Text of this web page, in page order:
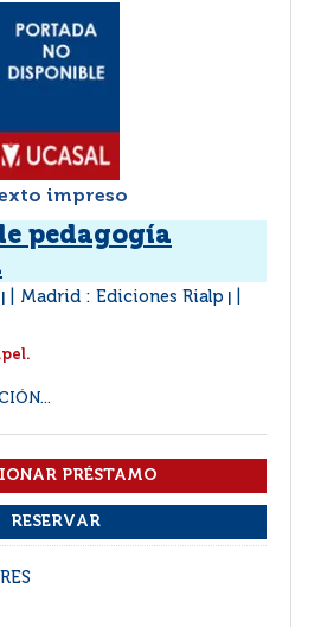
impreso
pedagogía
Madrid : Ediciones Rialp